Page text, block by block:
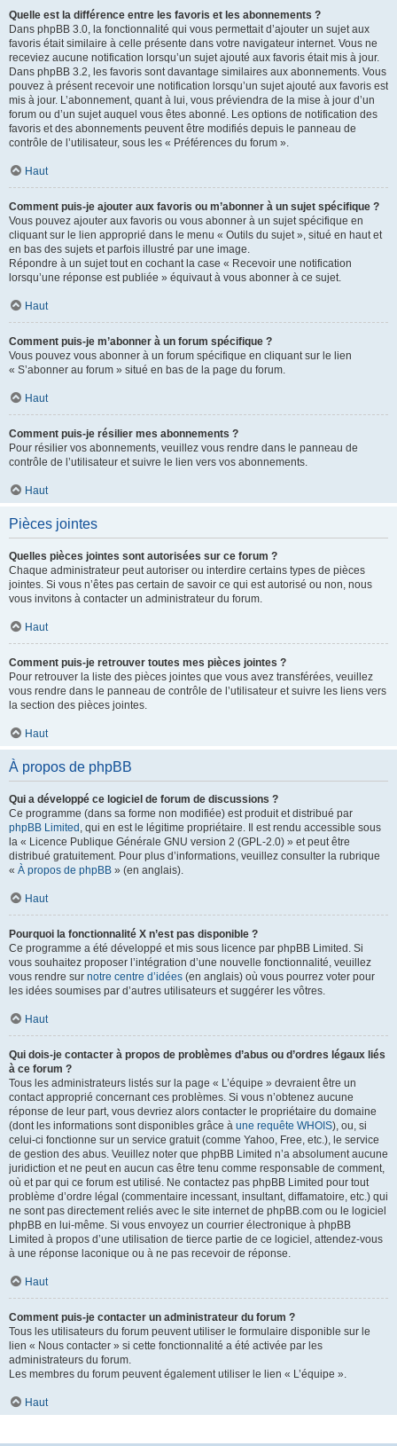
Quelle est la différence entre les favoris et les abonnements ?
Dans phpBB 3.0, la fonctionnalité qui vous permettait d’ajouter un sujet aux
favoris était similaire à celle présente dans votre navigateur internet. Vous ne
receviez aucune notification lorsqu’un sujet ajouté aux favoris était mis à jour.
Dans phpBB 3.2, les favoris sont davantage similaires aux abonnements. Vous
pouvez à présent recevoir une notification lorsqu’un sujet ajouté aux favoris est
mis à jour. L’abonnement, quant à lui, vous préviendra de la mise à jour d’un
forum ou d’un sujet auquel vous êtes abonné. Les options de notification des
favoris et des abonnements peuvent être modifiés depuis le panneau de
contrôle de l’utilisateur, sous les « Préférences du forum ».
Haut
Comment puis-je ajouter aux favoris ou m’abonner à un sujet spécifique ?
Vous pouvez ajouter aux favoris ou vous abonner à un sujet spécifique en
cliquant sur le lien approprié dans le menu « Outils du sujet », situé en haut et
en bas des sujets et parfois illustré par une image.
Répondre à un sujet tout en cochant la case « Recevoir une notification
lorsqu’une réponse est publiée » équivaut à vous abonner à ce sujet.
Haut
Comment puis-je m’abonner à un forum spécifique ?
Vous pouvez vous abonner à un forum spécifique en cliquant sur le lien
« S’abonner au forum » situé en bas de la page du forum.
Haut
Comment puis-je résilier mes abonnements ?
Pour résilier vos abonnements, veuillez vous rendre dans le panneau de
contrôle de l’utilisateur et suivre le lien vers vos abonnements.
Haut
Pièces jointes
Quelles pièces jointes sont autorisées sur ce forum ?
Chaque administrateur peut autoriser ou interdire certains types de pièces
jointes. Si vous n’êtes pas certain de savoir ce qui est autorisé ou non, nous
vous invitons à contacter un administrateur du forum.
Haut
Comment puis-je retrouver toutes mes pièces jointes ?
Pour retrouver la liste des pièces jointes que vous avez transférées, veuillez
vous rendre dans le panneau de contrôle de l’utilisateur et suivre les liens vers
la section des pièces jointes.
Haut
À propos de phpBB
Qui a développé ce logiciel de forum de discussions ?
Ce programme (dans sa forme non modifiée) est produit et distribué par
phpBB Limited , qui en est le légitime propriétaire. Il est rendu accessible sous
la « Licence Publique Générale GNU version 2 (GPL-2.0) » et peut être
distribué gratuitement. Pour plus d’informations, veuillez consulter la rubrique
« À propos de phpBB » (en anglais).
Haut
Pourquoi la fonctionnalité X n’est pas disponible ?
Ce programme a été développé et mis sous licence par phpBB Limited. Si
vous souhaitez proposer l’intégration d’une nouvelle fonctionnalité, veuillez
vous rendre sur notre centre d’idées (en anglais) où vous pourrez voter pour
les idées soumises par d’autres utilisateurs et suggérer les vôtres.
Haut
Qui dois-je contacter à propos de problèmes d’abus ou d’ordres légaux liés
à ce forum ?
Tous les administrateurs listés sur la page « L’équipe » devraient être un
contact approprié concernant ces problèmes. Si vous n’obtenez aucune
réponse de leur part, vous devriez alors contacter le propriétaire du domaine
(dont les informations sont disponibles grâce à une requête WHOIS), ou, si
celui-ci fonctionne sur un service gratuit (comme Yahoo, Free, etc.), le service
de gestion des abus. Veuillez noter que phpBB Limited n’a absolument aucune
juridiction et ne peut en aucun cas être tenu comme responsable de comment,
où et par qui ce forum est utilisé. Ne contactez pas phpBB Limited pour tout
problème d’ordre légal (commentaire incessant, insultant, diffamatoire, etc.) qui
ne sont pas directement reliés avec le site internet de phpBB.com ou le logiciel
phpBB en lui-même. Si vous envoyez un courrier électronique à phpBB
Limited à propos d’une utilisation de tierce partie de ce logiciel, attendez-vous
à une réponse laconique ou à ne pas recevoir de réponse.
Haut
Comment puis-je contacter un administrateur du forum ?
Tous les utilisateurs du forum peuvent utiliser le formulaire disponible sur le
lien « Nous contacter » si cette fonctionnalité a été activée par les
administrateurs du forum.
Les membres du forum peuvent également utiliser le lien « L’équipe ».
Haut